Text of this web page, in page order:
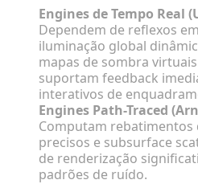
Engines de Tempo Real
Dependem de reflexos
iluminação global
mapas de sombra
suportam feedback
interativos de
Engines Path-Traced
Computam rebatimentos
precisos e subsurface
de renderização
padrões de ruído.